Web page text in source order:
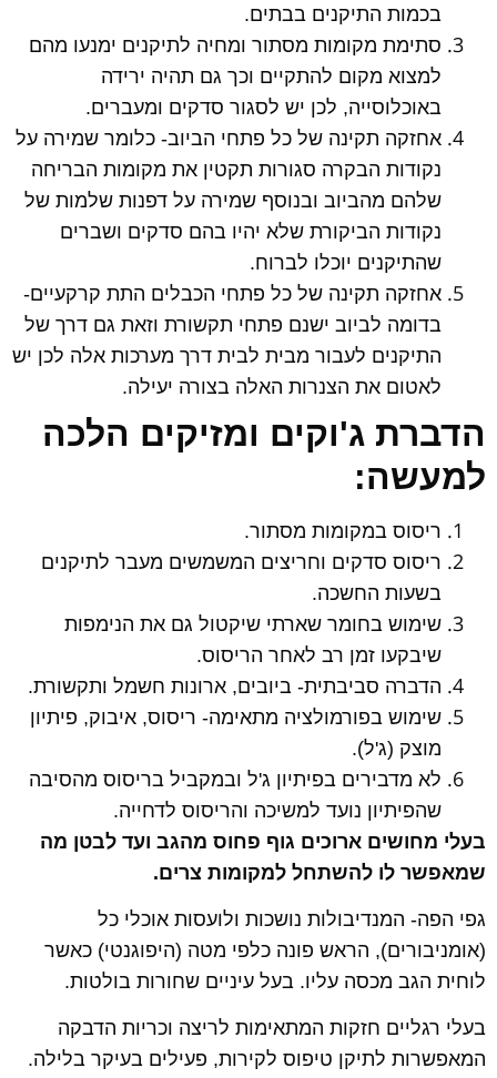
בכמות התיקנים בבתים.
סתימת מקומות מסתור ומחיה לתיקנים ימנעו מהם
למצוא מקום להתקיים וכך גם תהיה ירידה
באוכלוסייה, לכן יש לסגור סדקים ומעברים.
אחזקה תקינה של כל פתחי הביוב- כלומר שמירה על
נקודות הבקרה סגורות תקטין את מקומות הבריחה
שלהם מהביוב ובנוסף שמירה על דפנות שלמות של
נקודות הביקורת שלא יהיו בהם סדקים ושברים
שהתיקנים יוכלו לברוח.
אחזקה תקינה של כל פתחי הכבלים התת קרקעיים-
בדומה לביוב ישנם פתחי תקשורת וזאת גם דרך של
התיקנים לעבור מבית לבית דרך מערכות אלה לכן יש
לאטום את הצנרות האלה בצורה יעילה.
הדברת ג'וקים ומזיקים הלכה
למעשה:
ריסוס במקומות מסתור.
ריסוס סדקים וחריצים המשמשים מעבר לתיקנים
בשעות החשכה.
שימוש בחומר שארתי שיקטול גם את הנימפות
שיבקעו זמן רב לאחר הריסוס.
הדברה סביבתית- ביובים, ארונות חשמל ותקשורת.
שימוש בפורמולציה מתאימה- ריסוס, איבוק, פיתיון
מוצק (ג'ל).
לא מדבירים בפיתיון ג'ל ובמקביל בריסוס מהסיבה
שהפיתיון נועד למשיכה והריסוס לדחייה.
בעלי מחושים ארוכים גוף פחוס מהגב ועד לבטן מה
שמאפשר לו להשתחל למקומות צרים.
גפי הפה- המנדיבולות נושכות ולועסות אוכלי כל
(אומניבורים), הראש פונה כלפי מטה (היפוגנטי) כאשר
לוחית הגב מכסה עליו. בעל עיניים שחורות בולטות.
בעלי רגליים חזקות המתאימות לריצה וכריות הדבקה
המאפשרות לתיקן טיפוס לקירות, פעילים בעיקר בלילה.